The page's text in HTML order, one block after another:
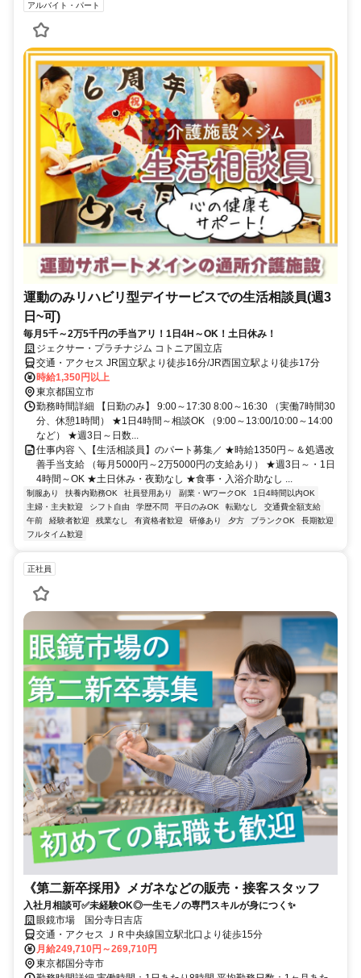
アルバイト・パート
運動のみリハビリ型デイサービスでの生活相談員(週3
日~可)
毎月5千～2万5千円の手当アリ！1日4H～OK！土日休み！
ジェクサー・プラチナジム コトニア国立店
交通・アクセス JR国立駅より徒歩16分/JR西国立駅より徒歩17分
時給1,350円以上
東京都国立市
勤務時間詳細 【日勤のみ】 9:00～17:30 8:00～16:30 （実働7時間30
分、休憩1時間） ★1日4時間～相談OK （9:00～13:00/10:00～14:00
など） ★週3日～日数...
仕事内容 ＼【生活相談員】のパート募集／ ★時給1350円～＆処遇改
善手当支給 （毎月5000円～2万5000円の支給あり） ★週3日～・1日
4時間～OK ★土日休み・夜勤なし ★食事・入浴介助なし ...
制服あり 扶養内勤務OK 社員登用あり 副業・WワークOK
1日4時間以内OK
主婦・主夫歓迎
シフト自由 学歴不問 平日のみOK 転勤なし
交通費全額支給
午前
経験者歓迎 残業なし 有資格者歓迎 研修あり 夕方 ブランクOK
長期歓迎
フルタイム歓迎
正社員
《第二新卒採用》メガネなどの販売・接客スタッフ
入社月相談可✅未経験OK◎一生モノの専門スキルが身につく✨
眼鏡市場 国分寺日吉店
交通・アクセス ＪＲ中央線国立駅北口より徒歩15分
月給249,710円～269,710円
東京都国分寺市